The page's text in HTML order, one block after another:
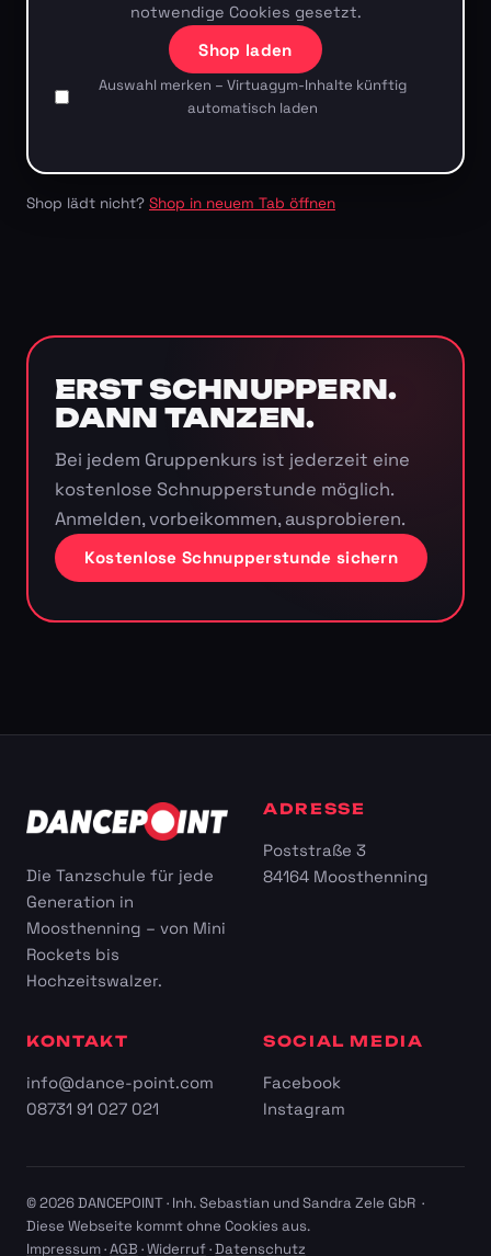
notwendige Cookies gesetzt.
Shop laden
Auswahl merken – Virtuagym-Inhalte künftig
automatisch laden
Shop lädt nicht? Shop in neuem Tab öffnen
ERST SCHNUPPERN.
DANN TANZEN.
Bei jedem Gruppenkurs ist jederzeit eine
kostenlose Schnupperstunde möglich.
Anmelden, vorbeikommen, ausprobieren.
Kostenlose Schnupperstunde sichern
Die Tanzschule für jede
Generation in
Moosthenning – von Mini
Rockets bis
Hochzeitswalzer.
ADRESSE
Poststraße 3
84164 Moosthenning
KONTAKT
info@dance-point.com
08731 91 027 021
SOCIAL MEDIA
Facebook
Instagram
© 2026 DANCEPOINT · Inh. Sebastian und Sandra Zele GbR ·
Diese Webseite kommt ohne Cookies aus.
Impressum·AGB ·Widerruf·Datenschutz